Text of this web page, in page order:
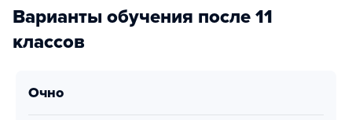
Варианты обучения после 11
классов
очно